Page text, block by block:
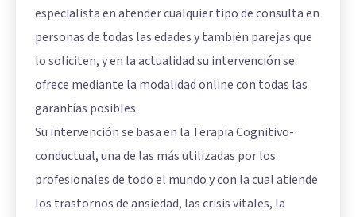
especialista en atender cualquier tipo de consulta en
personas de todas las edades y también parejas que
lo soliciten, y en la actualidad su intervención se
ofrece mediante la modalidad online con todas las
garantías posibles.
Su intervención se basa en la Terapia Cognitivo-
conductual, una de las más utilizadas por los
profesionales de todo el mundo y con la cual atiende
los trastornos de ansiedad, las crisis vitales, la